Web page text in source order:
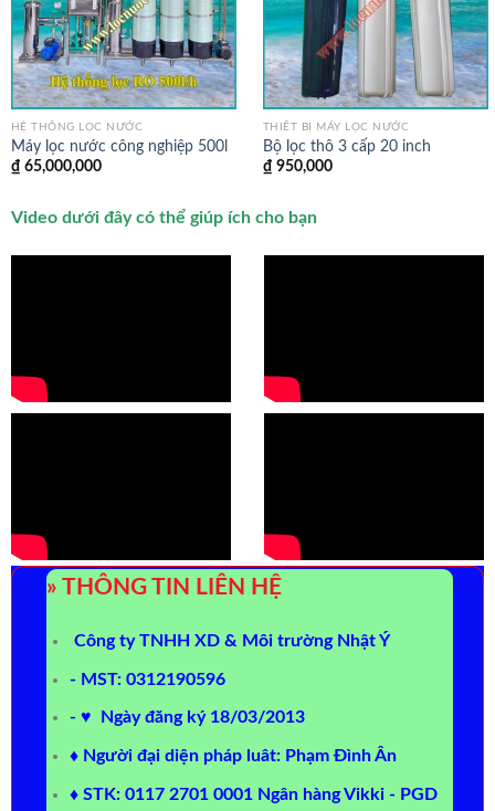
HỆ THỐNG LỌC NƯỚC
Máy lọc nước công nghiệp 500l
₫ 65,000,000
THIẾT BỊ MÁY LỌC NƯỚC
Bộ lọc thô 3 cấp 20 inch
₫ 950,000
Video dưới đây có thể giúp ích cho bạn
» THÔNG TIN LIÊN HỆ
Công ty TNHH XD & Môi trường Nhật Ý
- MST: 0312190596
- ♥ Ngày đăng ký 18/03/2013
♦ Người đại diện pháp luât: Phạm Đình Ân
♦ STK: 0117 2701 0001 Ngân hàng Vikki - PGD